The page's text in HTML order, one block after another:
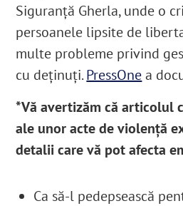
Siguranță Gherla, unde o
persoanele lipsite de
multe probleme privind
cu deținuți.PressOnea
*Vă avertizăm că articolul
ale unor acte de violență
detalii care vă pot afecta
Ca să-l pedepsească